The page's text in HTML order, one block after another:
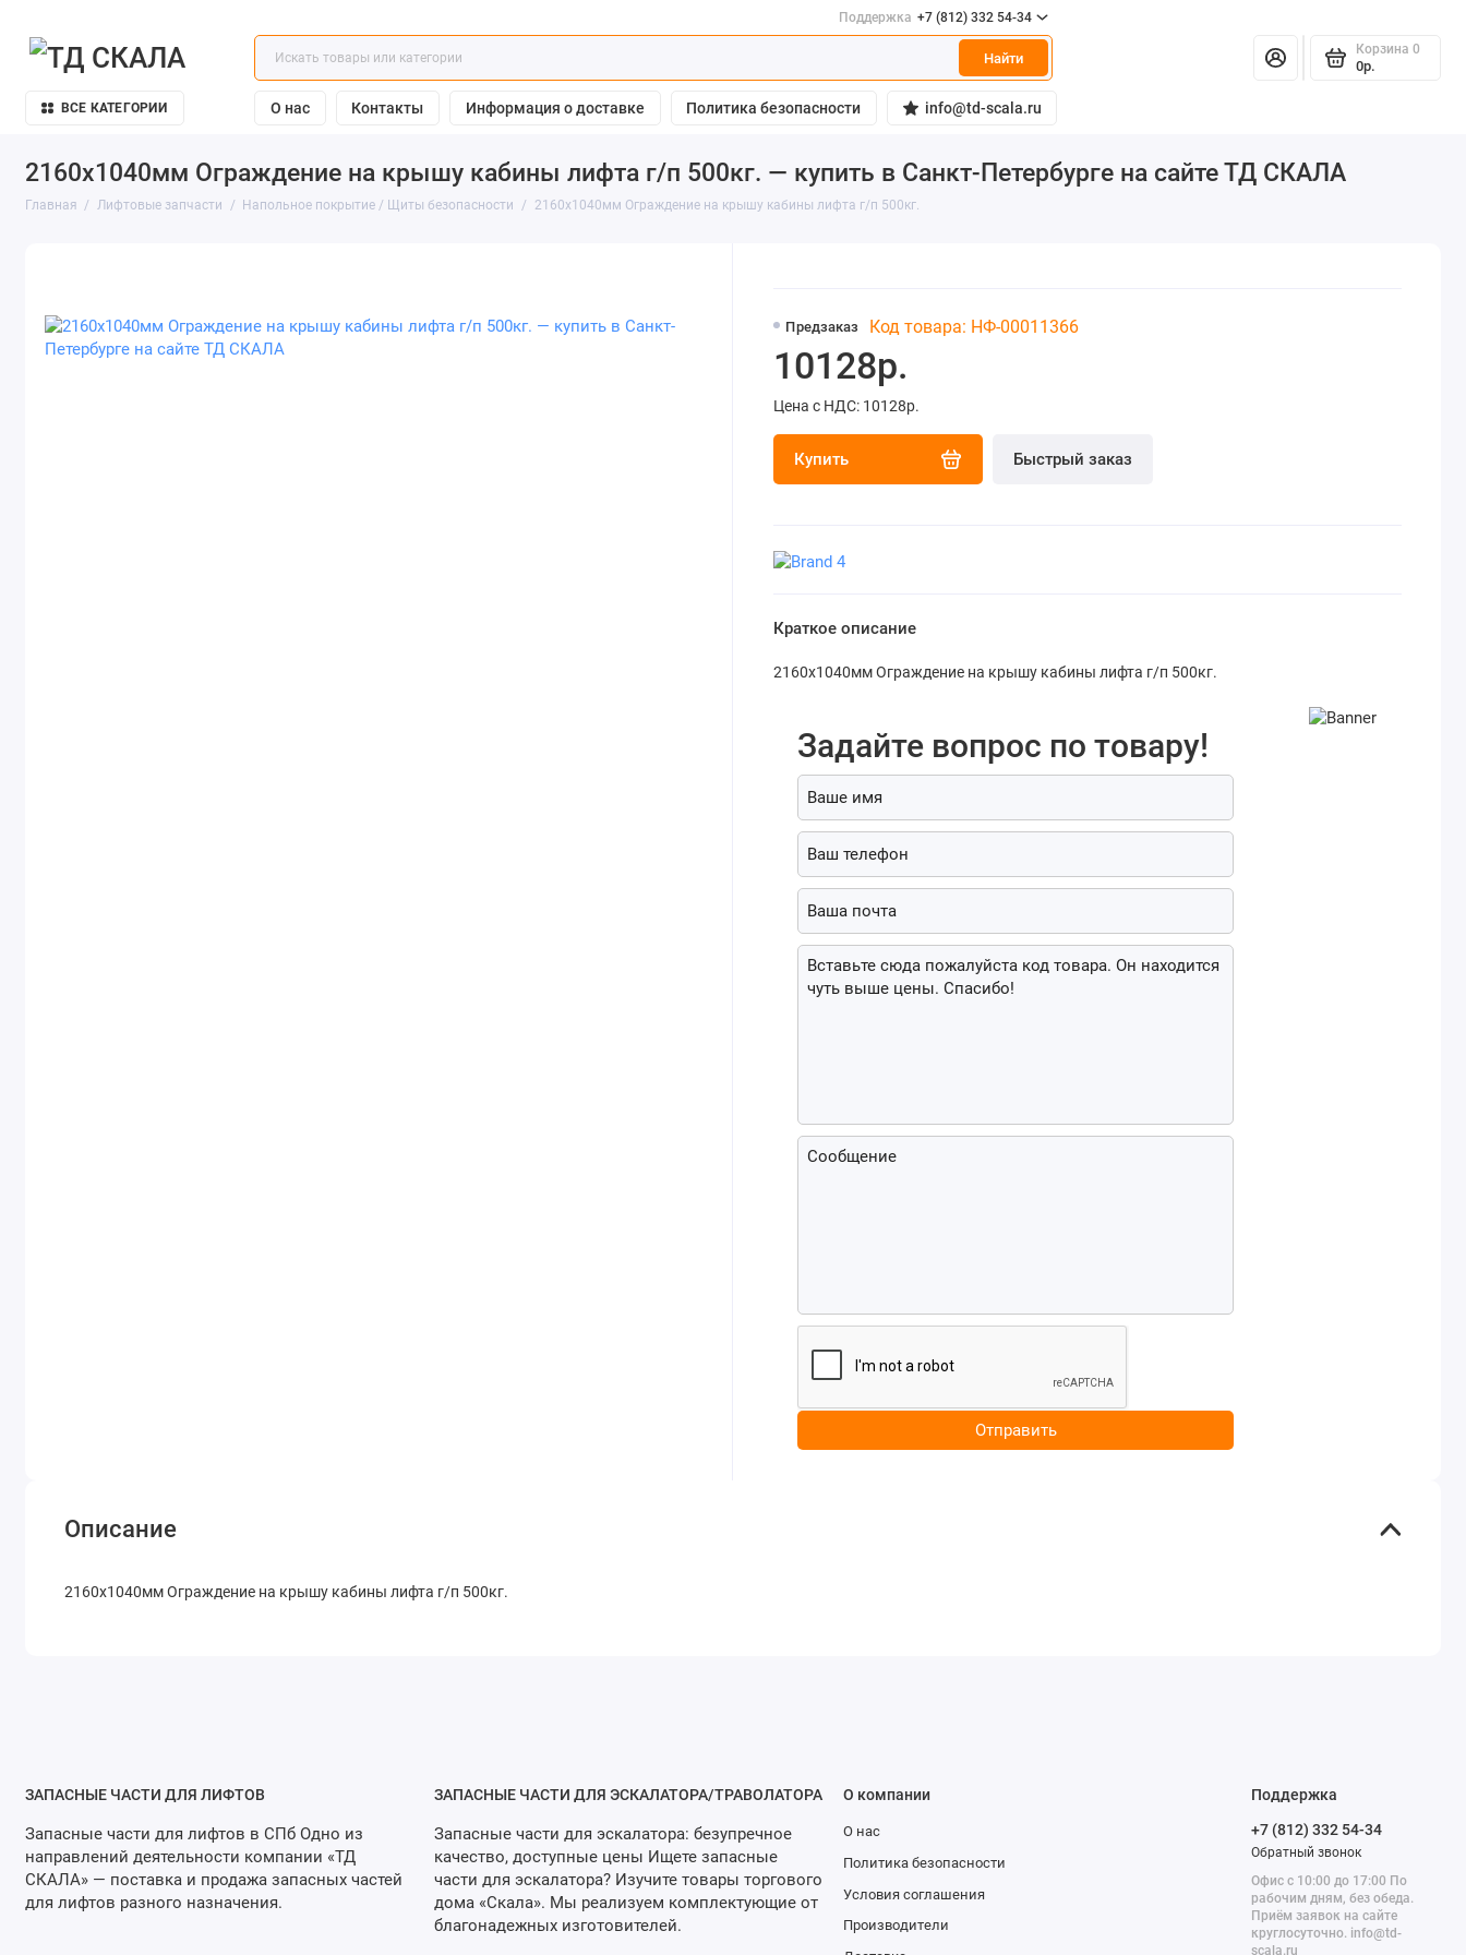
Поддержка +7 (812) 332 54-34
Найти
Корзина 0
0р.
ВСЕ КАТЕГОРИИ О нас Контакты Информация о доставке Политика безопасности info@td-scala.ru
2160х1040мм Ограждение на крышу кабины лифта г/п 500кг. — купить в Санкт-Петербурге на сайте ТД СКАЛА
Главная Лифтовые запчасти Напольное покрытие / Щиты безопасности 2160х1040мм Ограждение на крышу кабины лифта г/п 500кг.
Предзаказ Код товара: НФ-00011366
10128р.
Цена с НДС: 10128р.
Купить Быстрый заказ
Краткое описание
2160х1040мм Ограждение на крышу кабины лифта г/п 500кг.
Задайте вопрос по товару!
Отправить
Описание
2160х1040мм Ограждение на крышу кабины лифта г/п 500кг.
ЗАПАСНЫЕ ЧАСТИ ДЛЯ ЛИФТОВ
Запасные части для лифтов в СПб Одно из
направлений деятельности компании «ТД
СКАЛА» — поставка и продажа запасных частей
для лифтов разного назначения.
ЗАПАСНЫЕ ЧАСТИ ДЛЯ ЭСКАЛАТОРА/ТРАВОЛАТОРА
Запасные части для эскалатора: безупречное
качество, доступные цены Ищете запасные
части для эскалатора? Изучите товары торгового
дома «Скала». Мы реализуем комплектующие от
благонадежных изготовителей.
О компании
О нас
Политика безопасности
Условия соглашения
Производители
Поддержка
+7 (812) 332 54-34
Обратный звонок
Офис с 10:00 до 17:00 По
рабочим дням, без обеда.
Приём заявок на сайте
круглосуточно. info@td-
scala.ru